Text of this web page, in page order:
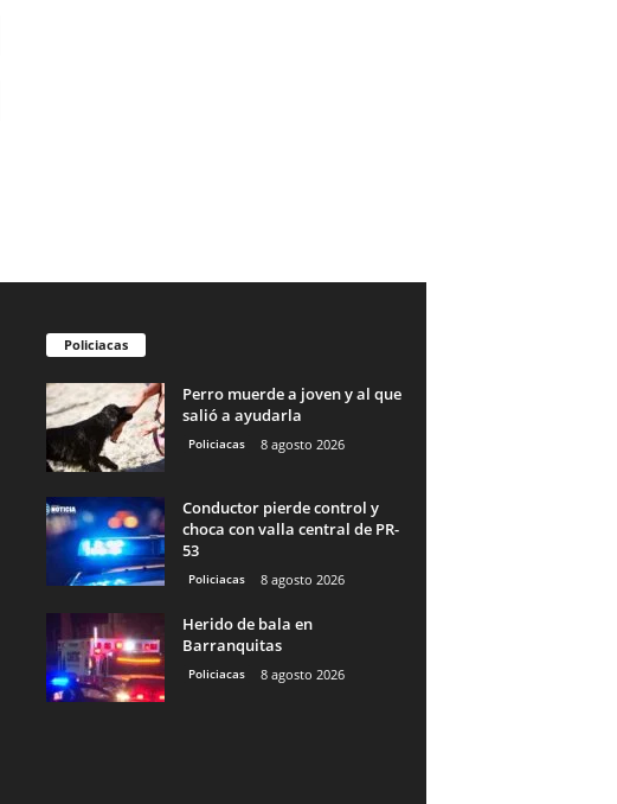
Policiacas
Perro muerde a joven y al que
salió a ayudarla
Policiacas 8 agosto 2026
Conductor pierde control y
choca con valla central de PR-
53
Policiacas 8 agosto 2026
Herido de bala en
Barranquitas
Policiacas 8 agosto 2026